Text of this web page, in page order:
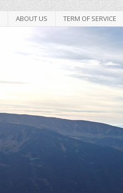
ABOUT US TERM OF SERVICE